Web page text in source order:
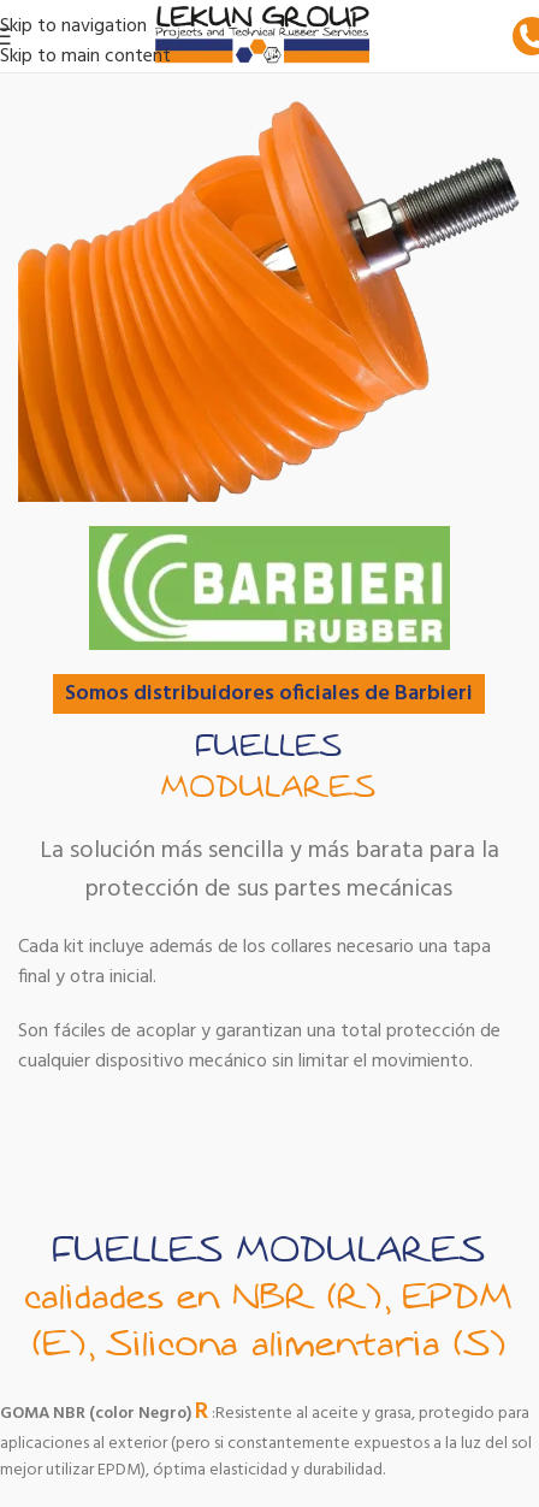
Skip to navigation
Skip to main content
Somos distribuidores oficiales de Barbieri
FUELLES
MODULARES
La solución más sencilla y más barata para la
protección de sus partes mecánicas
Cada kit incluye además de los collares necesario una tapa
final y otra inicial.
Son fáciles de acoplar y garantizan una total protección de
cualquier dispositivo mecánico sin limitar el movimiento.
FUELLES MODULARES
calidades en NBR (R), EPDM
(E), Silicona alimentaria (S)
GOMA NBR (color Negro)R:Resistente al aceite y grasa, protegido para
aplicaciones al exterior (pero si constantemente expuestos a la luz del sol
mejor utilizar EPDM), óptima elasticidad y durabilidad.